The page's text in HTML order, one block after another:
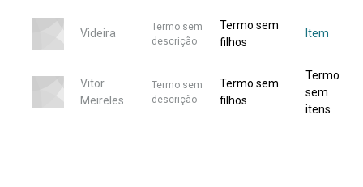
Videira
Termo sem
descrição
Termo sem
filhos
Item
Vitor
Meireles
Termo sem
descrição
Termo sem
filhos
Termo
sem
itens